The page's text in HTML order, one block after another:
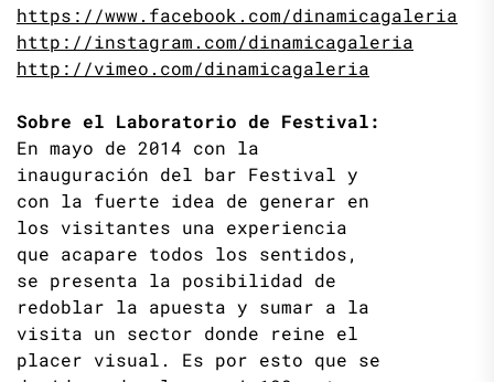
https://www.facebook.com/dinamicagaleria
http://instagram.com/dinamicagaleria
http://vimeo.com/dinamicagaleria
Sobre el Laboratorio de Festival:
En mayo de 2014 con la
inauguración del bar Festival y
con la fuerte idea de generar en
los visitantes una experiencia
que acapare todos los sentidos,
se presenta la posibilidad de
redoblar la apuesta y sumar a la
visita un sector donde reine el
placer visual. Es por esto que se